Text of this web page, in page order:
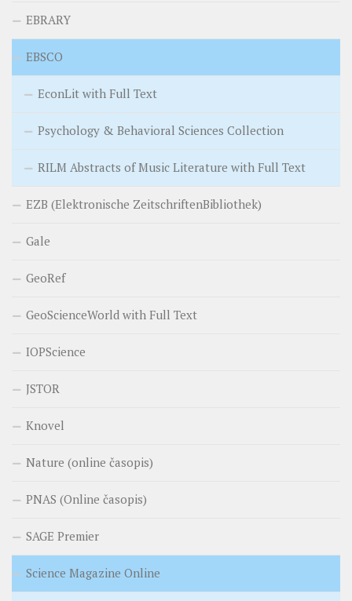
EBRARY
EBSCO
EconLit with Full Text
Psychology & Behavioral Sciences Collection
RILM Abstracts of Music Literature with Full Text
EZB (Elektronische ZeitschriftenBibliothek)
Gale
GeoRef
GeoScienceWorld with Full Text
IOPScience
JSTOR
Knovel
Nature (online časopis)
PNAS (Online časopis)
SAGE Premier
Science Magazine Online